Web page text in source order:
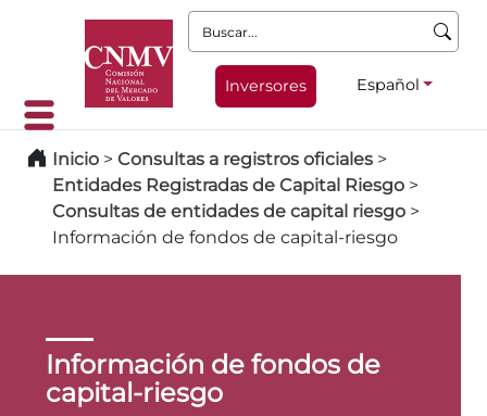
Buscar:
Inversores Español
Inicio > Consultas a registros oficiales >
Entidades Registradas de Capital Riesgo >
Consultas de entidades de capital riesgo >
Información de fondos de capital-riesgo
Información de fondos de
capital-riesgo